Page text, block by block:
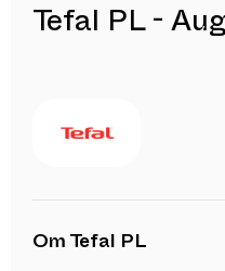
Tefal PL -
Om Tefal PL